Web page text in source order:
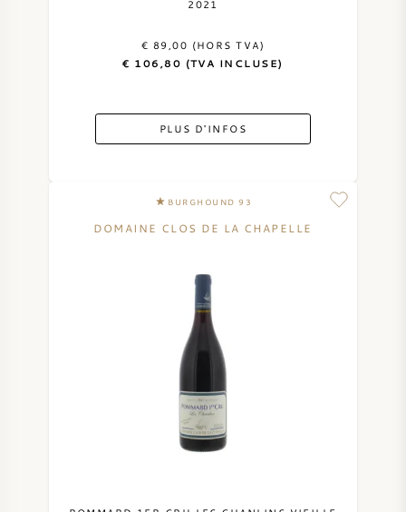
2021
€ 89,00 (HORS TVA)
€ 106,80 (TVA INCLUSE)
PLUS D'INFOS
BURGHOUND 93
DOMAINE CLOS DE LA CHAPELLE